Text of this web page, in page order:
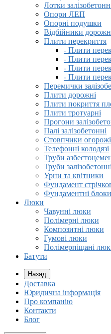
Лотки
Опори ЛЕП
Опорні подушки
Відбійники
Плити перекриття
- Плити
- Плити
- Плити
- Плити
Перемички
Плити дорожні
Плити покриття
Плити тротуарні
Прогони
Палі залізобетонні
Стовпчики
Телефонні колодязі
Труби
Труби залізобетонні
Урни та квітники
Фундамент
Фундаментні блоки
Люки
Чавунні люки
Полімерні люки
Композитні люки
Гумові люки
Полімерпіщані
Батути
Назад
Доставка
Юридична інформація
Про компанію
Контакти
Блог